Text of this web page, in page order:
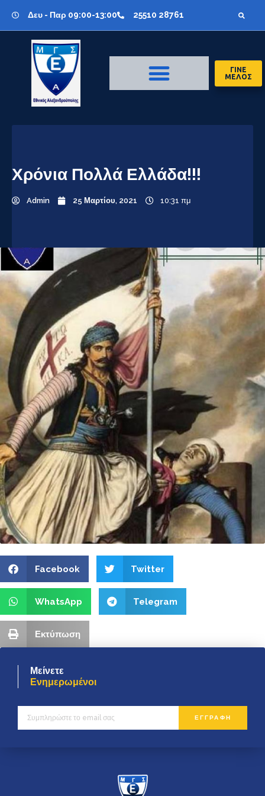
Δευ - Παρ 09:00-13:00 25510 28761
ΓΙΝΕ
ΜΕΛΟΣ
Χρόνια Πολλά Ελλάδα!!!
Admin 25 Μαρτίου, 2021 10:31 πμ
Facebook Twitter
WhatsApp Telegram
Εκτύπωση
Μείνετε
Ενημερωμένοι
ΕΓΓΡΑΦΗ